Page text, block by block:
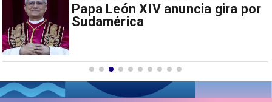
China restringe exportación de
drones a EEUU y sanciona